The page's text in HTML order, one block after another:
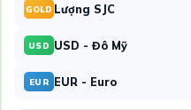
GOLD Lượng SJC
USD USD - Đô Mỹ
EUR EUR - Euro